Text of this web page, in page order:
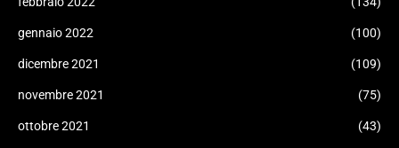
gennaio 2022 (100)
dicembre 2021 (109)
novembre 2021 (75)
ottobre 2021 (43)